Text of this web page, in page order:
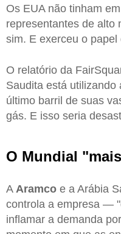
Os EUA não tinham
representantes de alto
sim. E exerceu o
O relatório da
Saudita está utilizando
último barril de suas
gás. E isso seria
O Mundial
A Aramco e a Arábia
controla a empresa —
inflamar a demanda